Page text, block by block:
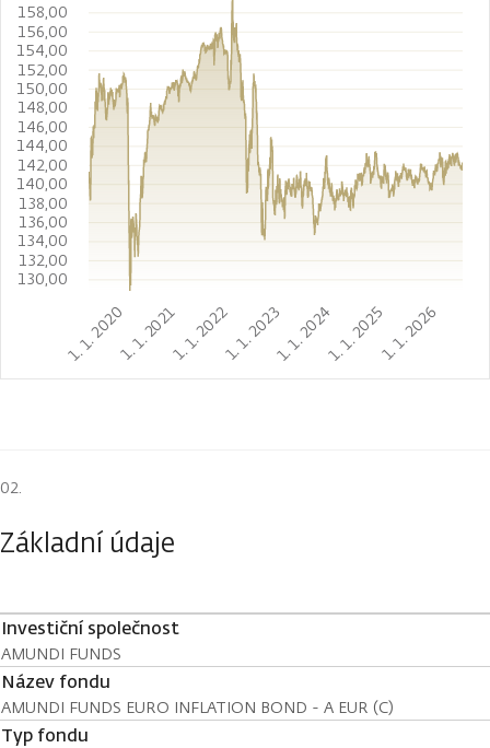
1. 1. 20201. 1. 20211. 1. 20221. 1. 20231. 1. 20241. 1. 20251. 1. 2026
130,00
132,00
134,00
136,00
138,00
140,00
142,00
144,00
146,00
148,00
150,00
152,00
154,00
156,00
158,00
Základní údaje
Investiční společnost
AMUNDI FUNDS
Název fondu
AMUNDI FUNDS EURO INFLATION BOND - A EUR (C)
Typ fondu